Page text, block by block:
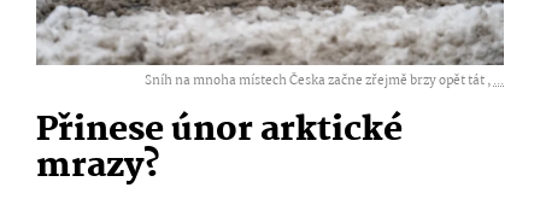
Sníh na mnoha místech Česka začne zřejmě brzy opět tát ,...
Přinese únor arktické
mrazy?